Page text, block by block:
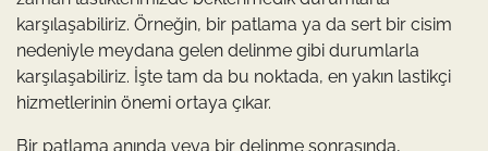
karşılaşabiliriz. Örneğin, bir patlama ya da sert bir cisim
nedeniyle meydana gelen delinme gibi durumlarla
karşılaşabiliriz. İşte tam da bu noktada, en yakın lastikçi
hizmetlerinin önemi ortaya çıkar.
Bir patlama anında veya bir delinme sonrasında,